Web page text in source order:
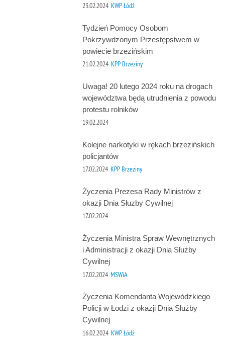
23.02.2024 KWP Łódź
Tydzień Pomocy Osobom
Pokrzywdzonym Przestępstwem w
powiecie brzezińskim
21.02.2024 KPP Brzeziny
Uwaga! 20 lutego 2024 roku na drogach
województwa będą utrudnienia z powodu
protestu rolników
19.02.2024
Kolejne narkotyki w rękach brzezińskich
policjantów
17.02.2024 KPP Brzeziny
Życzenia Prezesa Rady Ministrów z
okazji Dnia Słuzby Cywilnej
17.02.2024
Życzenia Ministra Spraw Wewnętrznych
i Administracji z okazji Dnia Służby
Cywilnej
17.02.2024 MSWiA
Życzenia Komendanta Wojewódzkiego
Policji w Łodzi z okazji Dnia Służby
Cywilnej
16.02.2024 KWP Łódź